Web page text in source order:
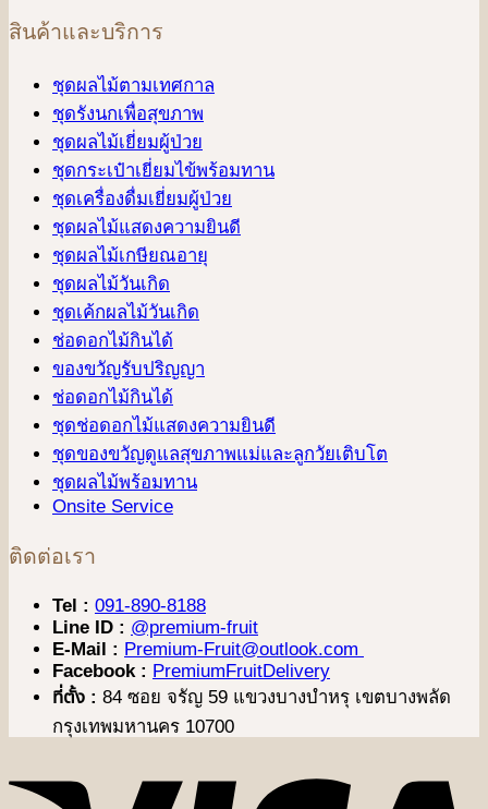
สินค้าและบริการ
ชุดผลไม้ตามเทศกาล
ชุดรังนกเพื่อสุขภาพ
ชุดผลไม้เยี่ยมผู้ป่วย
ชุดกระเป๋าเยี่ยมไข้พร้อมทาน
ชุดเครื่องดื่มเยี่ยมผู้ป่วย
ชุดผลไม้แสดงความยินดี
ชุดผลไม้เกษียณอายุ
ชุดผลไม้วันเกิด
ชุดเค้กผลไม้วันเกิด
ช่อดอกไม้กินได้
ของขวัญรับปริญญา
ช่อดอกไม้กินได้
ชุดช่อดอกไม้แสดงความยินดี
ชุดของขวัญดูแลสุขภาพแม่และลูกวัยเติบโต
ชุดผลไม้พร้อมทาน
Onsite Service
ติดต่อเรา
Tel : 091-890-8188
Line ID : @premium-fruit
E-Mail : Premium-Fruit@outlook.com
Facebook : PremiumFruitDelivery
ที่ตั้ง : 84 ซอย จรัญ 59 แขวงบางบำหรุ เขตบางพลัด
กรุงเทพมหานคร 10700